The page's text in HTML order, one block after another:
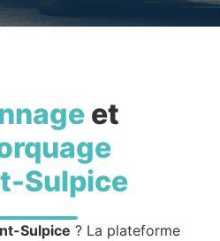
et
Sulpice
Sulpice ? La plateforme